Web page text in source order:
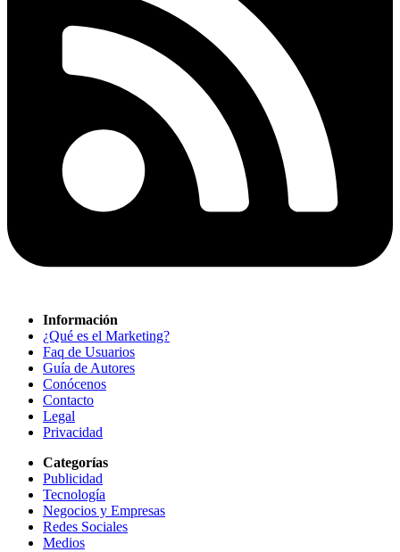
Información
¿Qué es el Marketing?
Faq de Usuarios
Guía de Autores
Conócenos
Contacto
Legal
Privacidad
Categorías
Publicidad
Tecnología
Negocios y Empresas
Redes Sociales
Medios